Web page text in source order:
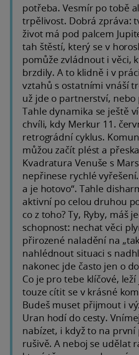
potřeba. Vesmír po tobě
trpělivost. Dobrá zpráva:
život má pod palcem
tah štěstí, který se v
pomůže zvládnout i věci,
brzdily. A to klidně i v
vztahů s ostatními vnáší
už jde o partnerství, nebo
Tahle dynamika se ještě
chvíli, kdy Merkur 11.
retrográdní cyklus.
můžou začít plést a
Kvadratura Venuše s
nepřinese rychlé
a je hotovo“. Tahle
aktivní po celou druhou
co z toho? Ty, Ryby, máš
schopnost: nechat věci
přirozené naladění na
nahlédnout situaci s
nakonec jde často jen o
Co je pro tebe klíčové,
touze cítit se v krásné
Budeš muset přijmout i
Uran hodí do cesty.
nabízet, i když to na
rušivě. A neboj se udělat